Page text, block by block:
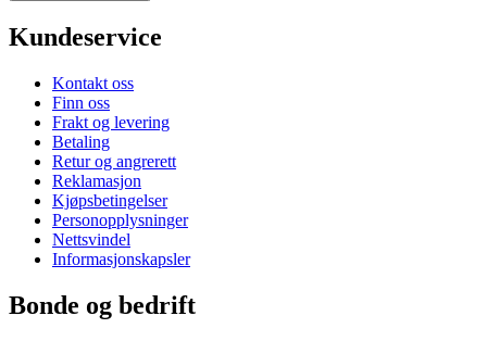
Kundeservice
Kontakt oss
Finn oss
Frakt og levering
Betaling
Retur og angrerett
Reklamasjon
Kjøpsbetingelser
Personopplysninger
Nettsvindel
Informasjonskapsler
Bonde og bedrift